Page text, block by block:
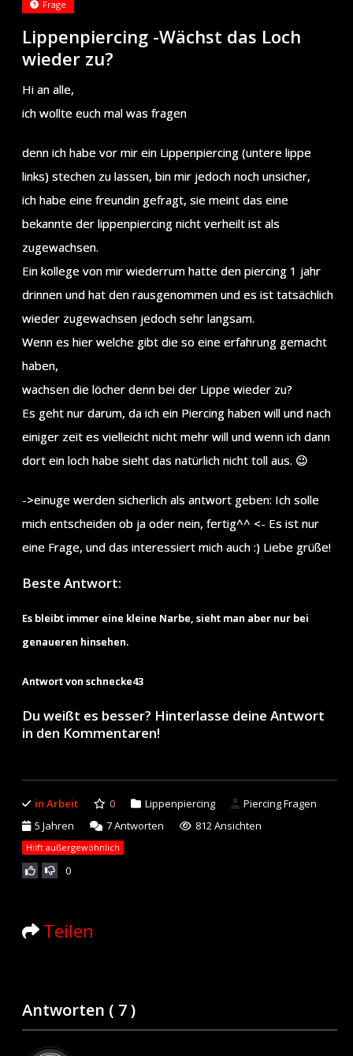
Lippenpiercing -Wächst das Loch
wieder zu?
Frage
Hi an alle,
ich wollte euch mal was fragen
denn ich habe vor mir ein Lippenpiercing (untere lippe
links) stechen zu lassen, bin mir jedoch noch unsicher,
ich habe eine freundin gefragt, sie meint das eine
bekannte der lippenpiercing nicht verheilt ist als
zugewachsen.
Ein kollege von mir wiederrum hatte den piercing 1 jahr
drinnen und hat den rausgenommen und es ist tatsächlich
wieder zugewachsen jedoch sehr langsam.
Wenn es hier welche gibt die so eine erfahrung gemacht
haben,
wachsen die löcher denn bei der Lippe wieder zu?
Es geht nur darum, da ich ein Piercing haben will und nach
einiger zeit es vielleicht nicht mehr will und wenn ich dann
dort ein loch habe sieht das natürlich nicht toll aus. 😉
->einuge werden sicherlich als antwort geben: Ich solle
mich entscheiden ob ja oder nein, fertig^^ <- Es ist nur
eine Frage, und das interessiert mich auch :) Liebe grüße!
Beste Antwort:
Es bleibt immer eine kleine Narbe, sieht man aber nur bei
genaueren hinsehen.
Antwort von schnecke43
Du weißt es besser? Hinterlasse deine Antwort
in den Kommentaren!
in Arbeit 0 Lippenpiercing
Piercing Fragen
5 Jahren
7Antworten 812 Ansichten
Hilft außergewöhnlich
0
Teilen
Antworten ( 7)